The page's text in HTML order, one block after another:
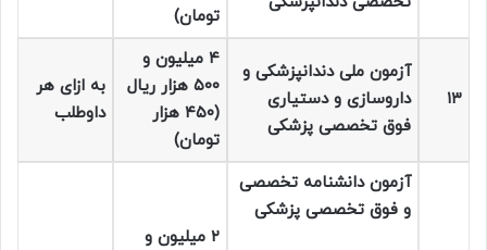
تومان)
۱۳
آزمون ملی دندانپزشکی و
داروسازی و دستیاری
فوق تخصصی پزشکی
۴ میلیون و
۵۰۰ هزار ریال
(۴۵۰ هزار
تومان)
به ازای هر
داوطلب
آزمون دانشنامه تخصصی
و فوق تخصصی پزشکی
۲ میلیون و